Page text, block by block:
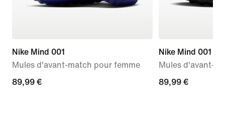
Nike Mind 001
Mules d'avant-match pour femme
89,99 €
89,99 €
Nike Mind 001
Mules d'avant-
89,99 €
89,99 €